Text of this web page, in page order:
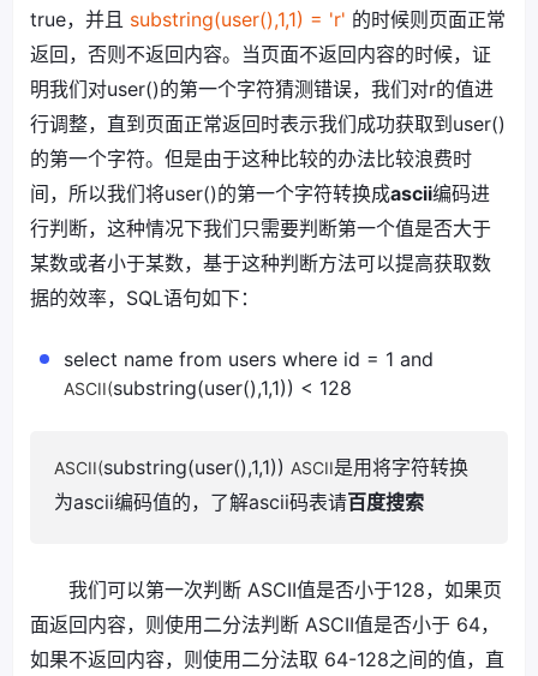
true，并且 substring(user(),1,1) = 'r' 的时候则页面正常
返回，否则不返回内容。当页面不返回内容的时候，证
明我们对user()的第一个字符猜测错误，我们对r的值进
行调整，直到页面正常返回时表示我们成功获取到user()
的第一个字符。但是由于这种比较的办法比较浪费时
间，所以我们将user()的第一个字符转换成ascii编码进
行判断，这种情况下我们只需要判断第一个值是否大于
某数或者小于某数，基于这种判断方法可以提高获取数
据的效率，SQL语句如下：
select name from users where id = 1 and
ASCII(substring(user(),1,1)) < 128
ASCII(substring(user(),1,1)) ASCII是用将字符转换
为ascii编码值的，了解ascii码表请百度搜索
我们可以第一次判断 ASCII值是否小于128，如果页
面返回内容，则使用二分法判断 ASCII值是否小于 64，
如果不返回内容，则使用二分法取 64-128之间的值，直